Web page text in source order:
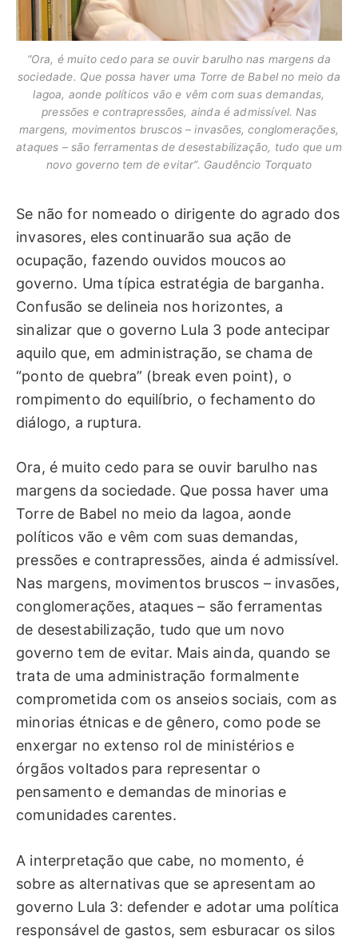
“Ora, é muito cedo para se ouvir barulho nas margens da
sociedade. Que possa haver uma Torre de Babel no meio da
lagoa, aonde políticos vão e vêm com suas demandas,
pressões e contrapressões, ainda é admissível. Nas
margens, movimentos bruscos – invasões, conglomerações,
ataques – são ferramentas de desestabilização, tudo que um
novo governo tem de evitar”. Gaudêncio Torquato
Se não for nomeado o dirigente do agrado dos
invasores, eles continuarão sua ação de
ocupação, fazendo ouvidos moucos ao
governo. Uma típica estratégia de barganha.
Confusão se delineia nos horizontes, a
sinalizar que o governo Lula 3 pode antecipar
aquilo que, em administração, se chama de
“ponto de quebra” (break even point), o
rompimento do equilíbrio, o fechamento do
diálogo, a ruptura.
Ora, é muito cedo para se ouvir barulho nas
margens da sociedade. Que possa haver uma
Torre de Babel no meio da lagoa, aonde
políticos vão e vêm com suas demandas,
pressões e contrapressões, ainda é admissível.
Nas margens, movimentos bruscos – invasões,
conglomerações, ataques – são ferramentas
de desestabilização, tudo que um novo
governo tem de evitar. Mais ainda, quando se
trata de uma administração formalmente
comprometida com os anseios sociais, com as
minorias étnicas e de gênero, como pode se
enxergar no extenso rol de ministérios e
órgãos voltados para representar o
pensamento e demandas de minorias e
comunidades carentes.
A interpretação que cabe, no momento, é
sobre as alternativas que se apresentam ao
governo Lula 3: defender e adotar uma política
responsável de gastos, sem esburacar os silos